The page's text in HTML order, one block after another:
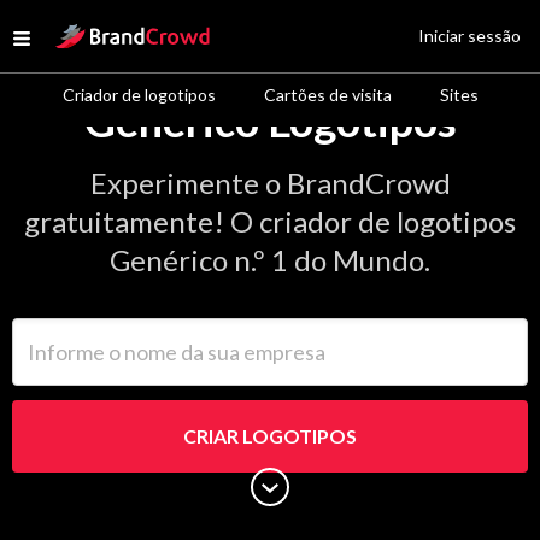
Open menu
Site Logo
Criador de logotipos Cartões de visita Sites
Iniciar sessão
Genérico Logotipos
Experimente o BrandCrowd
gratuitamente! O criador de logotipos
Genérico n.º 1 do Mundo.
CRIAR LOGOTIPOS